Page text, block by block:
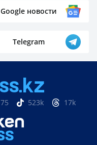
Google новости
Telegram
75 523k 17k